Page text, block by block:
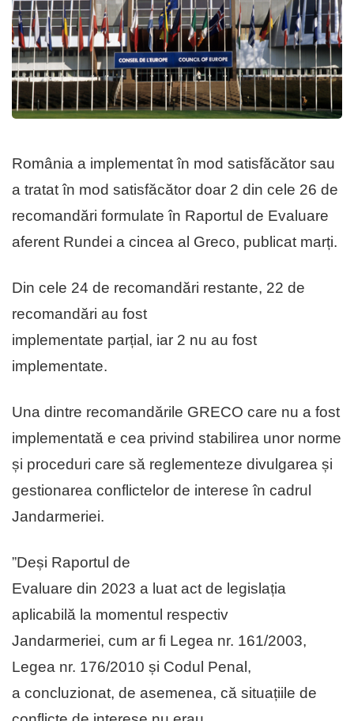
România a implementat în mod satisfăcător sau
a tratat în mod satisfăcător doar 2 din cele 26 de
recomandări formulate în Raportul de Evaluare
aferent Rundei a cincea al Greco, publicat marți.
Din cele 24 de recomandări restante, 22 de
recomandări au fost
implementate parțial, iar 2 nu au fost
implementate.
Una dintre recomandările GRECO care nu a fost
implementată e cea privind stabilirea unor norme
și proceduri care să reglementeze divulgarea și
gestionarea conflictelor de interese în cadrul
Jandarmeriei.
”Deși Raportul de
Evaluare din 2023 a luat act de legislația
aplicabilă la momentul respectiv
Jandarmeriei, cum ar fi Legea nr. 161/2003,
Legea nr. 176/2010 și Codul Penal,
a concluzionat, de asemenea, că situațiile de